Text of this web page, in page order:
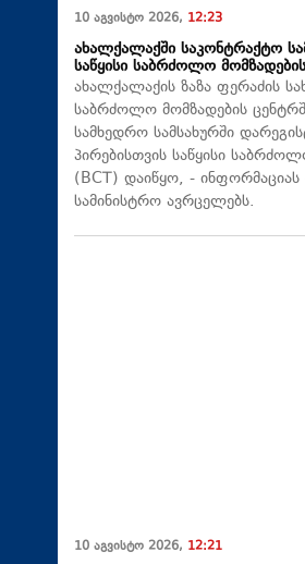
10 აგვისტო 2026, 12:23
ახალქალაქში საკონტრაქტო
საწყისი საბრძოლო
ახალქალაქის ზაზა ფერაძის
საბრძოლო მომზადების
სამხედრო სამსახურში
პირებისთვის საწყისი
(BCT) დაიწყო, - ინფორმაციას
სამინისტრო ავრცელებს.
10 აგვისტო 2026, 12:21